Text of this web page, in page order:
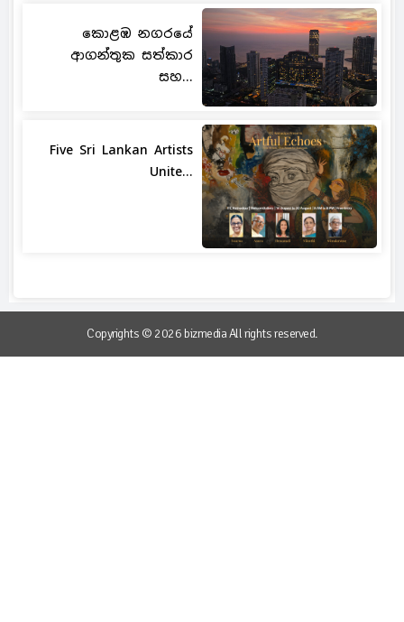
කොළඹ නගරයේ
ආගන්තුක සත්කාර
සහ...
Five Sri Lankan Artists
Unite...
Copyrights © 2026 bizmedia All rights reserved.